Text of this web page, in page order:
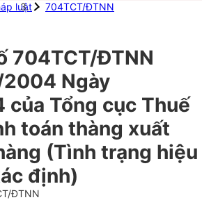
luật 704TCT/ĐTNN
704TCT/ĐTNN
Ngày
Tổng cục Thuế
toán thàng xuất
(Tình trạng hiệu
định)
ĐTNN